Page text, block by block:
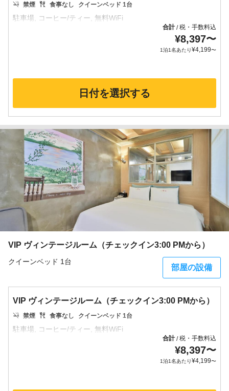
禁煙 食事なし クイーンベッド 1台
合計/税・手数料込
¥8,397〜
1泊1名あたり¥4,199〜
日付を選択する
VIP ヴィンテージルーム（チェックイン3:00 PMから）
クイーンベッド 1台
部屋の設備
VIP ヴィンテージルーム（チェックイン3:00 PMから）
禁煙 食事なし クイーンベッド 1台
合計/税・手数料込
¥8,397〜
1泊1名あたり¥4,199〜